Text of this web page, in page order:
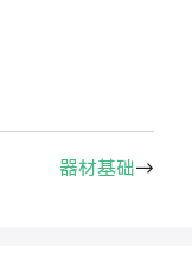
器材基础→